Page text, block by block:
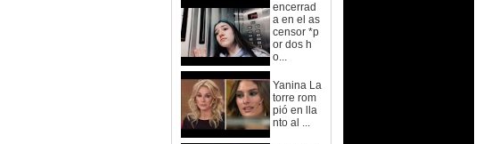
encerrad
a en el as
censor *p
or dos h
o...
Yanina La
torre rom
pió en lla
nto al ...